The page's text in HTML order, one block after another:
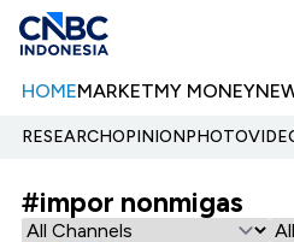
HOMEMARKETMY MONEY
RESEARCHOPINIONPHOTO
#impor nonmigas